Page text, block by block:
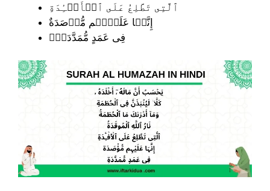
ٱلَّتِى تَطَّلِعُ عَلَى ٱلۡأَفۡـِٔدَةِ
إِنَّہَا عَلَيۡہِم مُّؤۡصَدَةٌ
فِى عَمَدٍ مُّمَدَّدَةِۭ